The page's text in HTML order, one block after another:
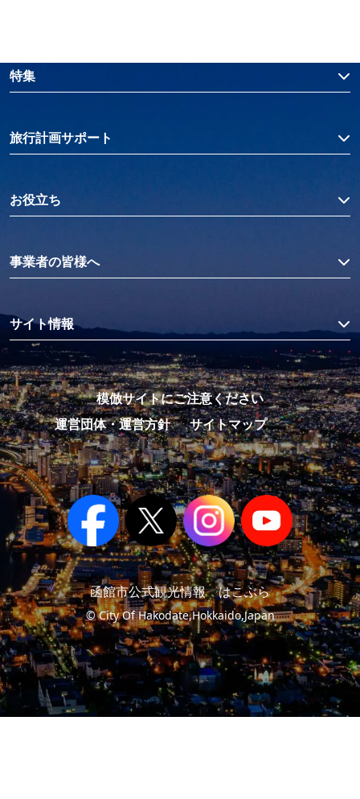
特集
旅行計画サポート
お役立ち
事業者の皆様へ
サイト情報
模倣サイトにご注意ください
運営団体・運営方針
サイトマップ
函館市公式観光情報 はこぶら
© City Of Hakodate,Hokkaido,Japan